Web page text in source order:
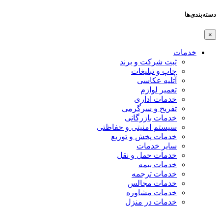
دسته‌بندی‌ها
×
خدمات
ثبت شرکت و برند
چاپ و تبلیغات
آتلیه عکاسی
تعمیر لوازم
خدمات اداری
تفریح و سرگرمی
خدمات بازرگانی
سیستم امنیتی و حفاظتی
خدمات پخش و توزیع
سایر خدمات
خدمات حمل و نقل
خدمات بیمه
خدمات ترجمه
خدمات مجالس
خدمات مشاوره
خدمات در منزل